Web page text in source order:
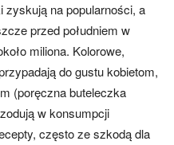
zyskują na popularności, a
przed południem w
miliona. Kolorowe,
do gustu kobietom,
(poręczna buteleczka
w konsumpcji
często ze szkodą dla